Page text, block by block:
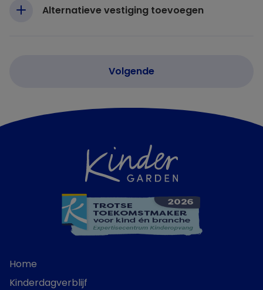
Alternatieve vestiging toevoegen
Home
Kinderdagverblijf